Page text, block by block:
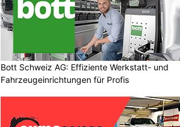
Bott Schweiz AG: Effiziente Werkstatt- und
Fahrzeugeinrichtungen für Profis